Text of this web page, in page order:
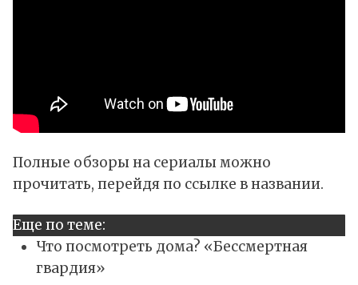
Полные обзоры на сериалы можно
прочитать, перейдя по ссылке в названии.
Еще по теме:
Что посмотреть дома? «Бессмертная
гвардия»